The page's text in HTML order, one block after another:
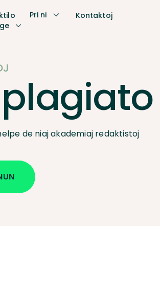
Pri ni
Kontaktoj
de niaj akademiaj redaktistoj